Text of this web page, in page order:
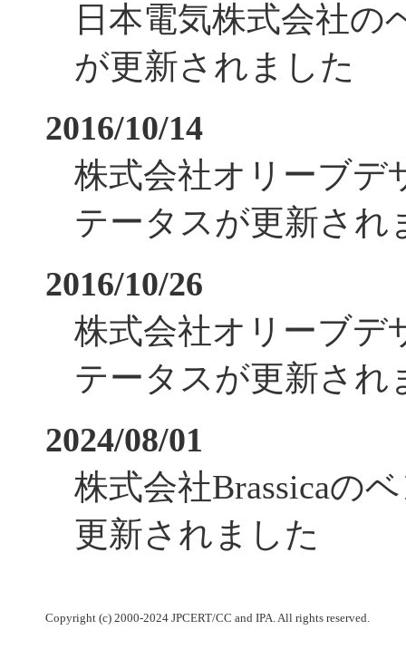
日本電気株式会社の
が更新されました
2016/10/14
株式会社オリーブデ
テータスが更新され
2016/10/26
株式会社オリーブデ
テータスが更新され
2024/08/01
株式会社Brassicaの
更新されました
Copyright (c) 2000-2024 JPCERT/CC and IPA. All rights reserved.